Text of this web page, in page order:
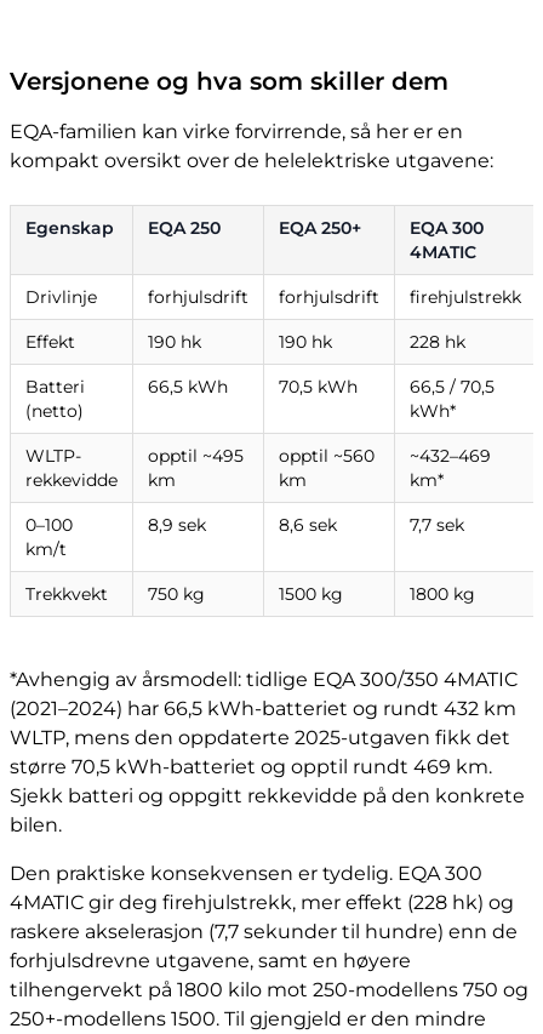
Versjonene og hva som skiller dem
EQA-familien kan virke forvirrende, så her er en
kompakt oversikt over de helelektriske utgavene:
Egenskap EQA 250 EQA 250+
EQA 300
4MATIC
Drivlinje forhjulsdrift forhjulsdrift firehjulstrekk
Effekt 190 hk 190 hk 228 hk
Batteri
(netto)
66,5 kWh 70,5 kWh
66,5 / 70,5
kWh*
WLTP-
rekkevidde
opptil ~495
km
opptil ~560
km
~432–469
km*
0–100
km/t
8,9 sek 8,6 sek 7,7 sek
Trekkvekt 750 kg 1500 kg 1800 kg
*Avhengig av årsmodell: tidlige EQA 300/350 4MATIC
(2021–2024) har 66,5 kWh-batteriet og rundt 432 km
WLTP, mens den oppdaterte 2025-utgaven fikk det
større 70,5 kWh-batteriet og opptil rundt 469 km.
Sjekk batteri og oppgitt rekkevidde på den konkrete
bilen.
Den praktiske konsekvensen er tydelig. EQA 300
4MATIC gir deg firehjulstrekk, mer effekt (228 hk) og
raskere akselerasjon (7,7 sekunder til hundre) enn de
forhjulsdrevne utgavene, samt en høyere
tilhengervekt på 1800 kilo mot 250-modellens 750 og
250+-modellens 1500. Til gjengjeld er den mindre